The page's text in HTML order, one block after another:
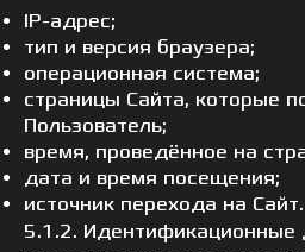
IP-адрес;
тип и версия браузера;
операционная система;
страницы Сайта, которые
Пользователь;
время, проведённое на
дата и время посещения;
источник перехода на Сайт.
5.1.2. Идентификационные